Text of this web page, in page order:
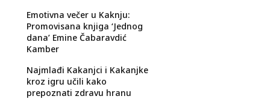
Emotivna večer u Kaknju:
Promovisana knjiga ‘Jednog
dana’ Emine Čabaravdić
Kamber
Najmlađi Kakanjci i Kakanjke
kroz igru učili kako
prepoznati zdravu hranu